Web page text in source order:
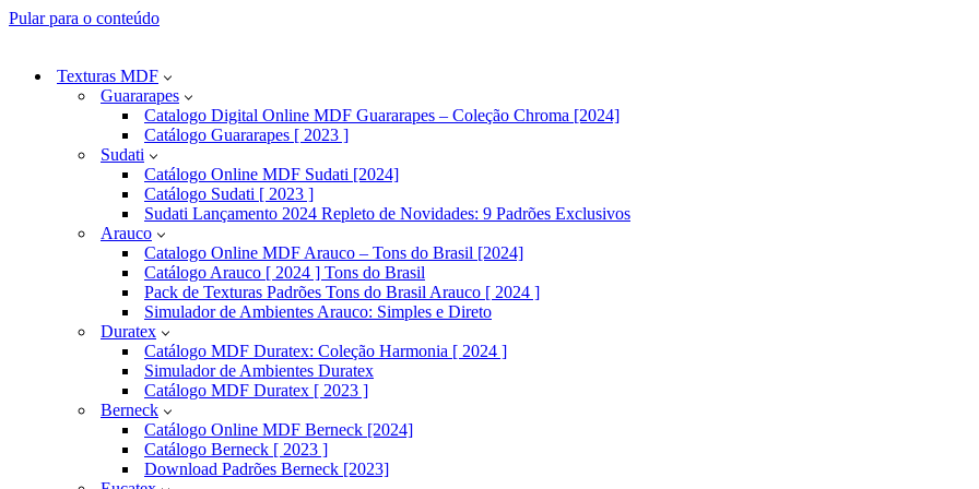
Pular para o conteúdo
Texturas MDF
Guararapes
Catalogo Digital Online MDF Guararapes – Coleção Chroma [2024]
Catálogo Guararapes [ 2023 ]
Sudati
Catálogo Online MDF Sudati [2024]
Catálogo Sudati [ 2023 ]
Sudati Lançamento 2024 Repleto de Novidades: 9 Padrões Exclusivos
Arauco
Catalogo Online MDF Arauco – Tons do Brasil [2024]
Catálogo Arauco [ 2024 ] Tons do Brasil
Pack de Texturas Padrões Tons do Brasil Arauco [ 2024 ]
Simulador de Ambientes Arauco: Simples e Direto
Duratex
Catálogo MDF Duratex: Coleção Harmonia [ 2024 ]
Simulador de Ambientes Duratex
Catálogo MDF Duratex [ 2023 ]
Berneck
Catálogo Online MDF Berneck [2024]
Catálogo Berneck [ 2023 ]
Download Padrões Berneck [2023]